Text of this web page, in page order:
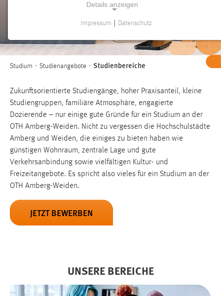
Studium Studienangebote Studienbereiche
Zukunftsorientierte Studiengänge, hoher Praxisanteil, kleine
Studiengruppen, familiäre Atmosphäre, engagierte
Dozierende – nur einige gute Gründe für ein Studium an der
OTH Amberg-Weiden. Nicht zu vergessen die Hochschulstädte
Amberg und Weiden, die einiges zu bieten haben wie
günstigen Wohnraum, zentrale Lage und gute
Verkehrsanbindung sowie vielfältigen Kultur- und
Freizeitangebote. Es spricht also vieles für ein Studium an der
OTH Amberg-Weiden.
JETZT BEWERBEN
UNSERE BEREICHE
Details anzeigen
Notwendige Cookies ermöglichen grundlegende
Website erforderlich.
Einverständnis
Name:
cookie_consent
Zweck:
Dieser Cookie speichert die ausgewählten Einverständnis-
Optionen des Benutzers
Cookie Laufzeit:
Performance
gespeichert, ob man eingeloggt ist.
Impressum Datenschutz